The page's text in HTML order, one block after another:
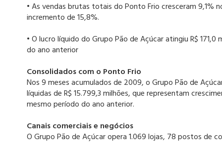
• As vendas brutas totais do Ponto Frio cresceram 9,1%
incremento de 15,8%.
• O lucro líquido do Grupo Pão de Açúcar atingiu R$
do ano anterior
Consolidados com o Ponto Frio
Nos 9 meses acumulados de 2009, o Grupo Pão de
líquidas de R$ 15.799,3 milhões, que representam
mesmo período do ano anterior.
Canais comerciais e negócios
O Grupo Pão de Açúcar opera 1.069 lojas, 78 postos de